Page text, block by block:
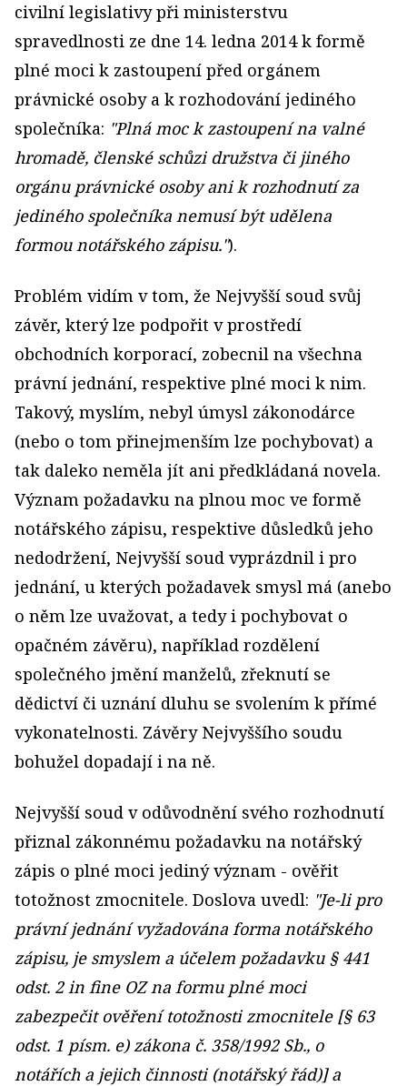
civilní legislativy při ministerstvu
spravedlnosti ze dne 14. ledna 2014 k formě
plné moci k zastoupení před orgánem
právnické osoby a k rozhodování jediného
společníka: "Plná moc k zastoupení na valné
hromadě, členské schůzi družstva či jiného
orgánu právnické osoby ani k rozhodnutí za
jediného společníka nemusí být udělena
formou notářského zápisu.").
Problém vidím v tom, že Nejvyšší soud svůj
závěr, který lze podpořit v prostředí
obchodních korporací, zobecnil na všechna
právní jednání, respektive plné moci k nim.
Takový, myslím, nebyl úmysl zákonodárce
(nebo o tom přinejmenším lze pochybovat) a
tak daleko neměla jít ani předkládaná novela.
Význam požadavku na plnou moc ve formě
notářského zápisu, respektive důsledků jeho
nedodržení, Nejvyšší soud vyprázdnil i pro
jednání, u kterých požadavek smysl má (anebo
o něm lze uvažovat, a tedy i pochybovat o
opačném závěru), například rozdělení
společného jmění manželů, zřeknutí se
dědictví či uznání dluhu se svolením k přímé
vykonatelnosti. Závěry Nejvyššího soudu
bohužel dopadají i na ně.
Nejvyšší soud v odůvodnění svého rozhodnutí
přiznal zákonnému požadavku na notářský
zápis o plné moci jediný význam - ověřit
totožnost zmocnitele. Doslova uvedl: "Je-li pro
právní jednání vyžadována forma notářského
zápisu, je smyslem a účelem požadavku § 441
odst. 2 in fine OZ na formu plné moci
zabezpečit ověření totožnosti zmocnitele [§ 63
odst. 1 písm. e) zákona č. 358/1992 Sb., o
notářích a jejich činnosti (notářský řád)] a